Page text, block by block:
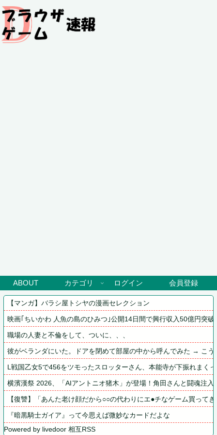
ABOUT カテゴリ ログイン 会員登録
【マンガ】バラシ屋トシヤの漫画セレクション
映画｢ちいかわ 人魚の島のひみつ｣公開14日間で興行収入50億円突
職場の人妻と不倫をして、ついに、、、
彼がベランダにいた。ドアを閉めて部屋の中から呼んでみた → こ
L戦国乙女5で456をツモったスロッターさん、本能寺が下振れまく
横濱漢祭 2026、「AIアントニオ猪木」が登場！角田さんと闘魂注
【復讐】「あんた老け顔だから○○の代わりにエ●チなゲーム買って
『暗黒騎士ガイア』って今思えば微妙なカードだよな
Powered by livedoor 相互RSS